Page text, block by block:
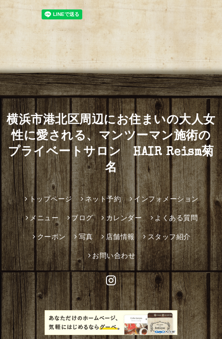
横浜市港北区周辺にお住まいの大人女
性に愛される、マンツーマン施術の
プライベートサロン HAIR Reism菊
名
トップページ ネット予約 インフォメーション
メニュー ブログ カレンダー よくある質問
クーポン 写真 店舗情報 スタッフ紹介
お問い合わせ